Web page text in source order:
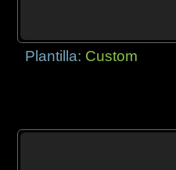
Plantilla: Custom